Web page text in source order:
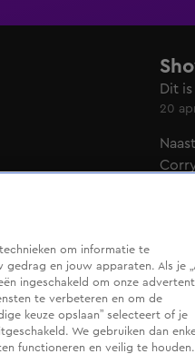
Dit
20
om informatie te
en jouw apparaten. Als je
ingeschakeld om onze
te verbeteren en om de
keuze opslaan” selecteert of je
We gebruiken dan
functioneren en veilig te houden.